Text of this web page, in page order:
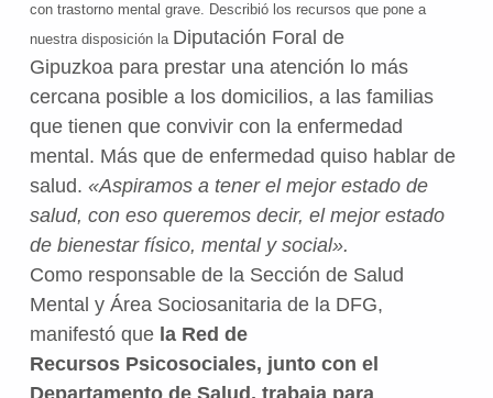
con trastorno mental grave. Describió los recursos que pone a
nuestra disposición la Diputación Foral de
Gipuzkoa para prestar una atención lo más
cercana posible a los domicilios, a las familias
que tienen que convivir con la enfermedad
mental. Más que de enfermedad quiso hablar de
salud. «Aspiramos a tener el mejor estado de
salud, con eso queremos decir, el mejor estado
de bienestar físico, mental y social».
Como responsable de la Sección de Salud
Mental y Área Sociosanitaria de la DFG,
manifestó que la Red de
Recursos Psicosociales, junto con el